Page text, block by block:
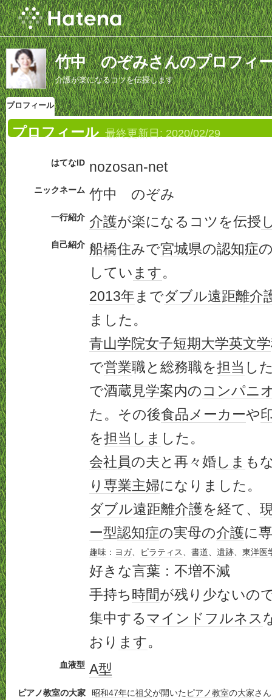
竹中 のぞみさんのプロフィ
介護が楽になるコツを伝授します
プロフィール
プロフィール 最終更新日: 2020/02/29
はてなID nozosan-net
ニックネーム 竹中 のぞみ
一行紹介 介護が楽になるコツを伝授
自己紹介 船橋住みで宮城県の認知症
してい ます。
2013年までダブル遠距離介
ました。
青山学院女子短期大学英文学
で営業職と総務職を担当 し
で酒蔵見学案内のコンパニ
た。その後食品メーカーや
を担当 しま した。
会社員の夫と再々婚しま も
り 専業主婦になりました。
ダブル遠距離介護を経て、
ー型認知症の実母の介護に
趣味 ： ヨガ、 ピラティス、 書道、 遺跡、 東洋医
好きな言葉 ：不増不減
手持ち時間が残り少ないの
集中するマインドフルネス
おり ます。
血液型 A型
ピアノ教室の大家
昭和47年に祖父が開いた ピアノ教室の大家さ